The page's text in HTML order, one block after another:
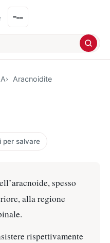
Aracnoidite
per salvare
spesso
alla regione
rispettivamente